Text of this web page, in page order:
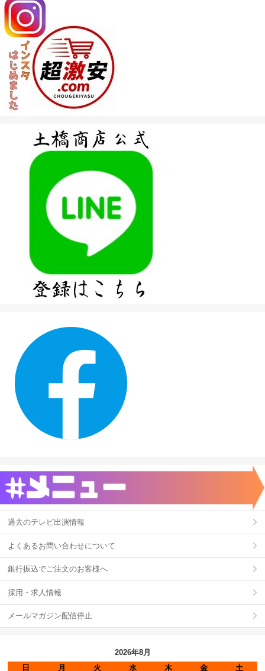
過去のテレビ出演情報
よくあるお問い合わせについて
銀行振込でご注文のお客様へ
採用・求人情報
メールマガジン配信停止
2026年8月
日
月 火 水 木 金 土